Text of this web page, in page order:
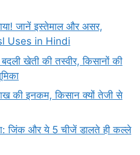
जानें इस्तेमाल और असर,
Uses in Hindi
खेती की तस्वीर, किसानों की
की इनकम, किसान क्यों तेजी से
जिंक और ये 5 चीजें डालते ही कल्ले